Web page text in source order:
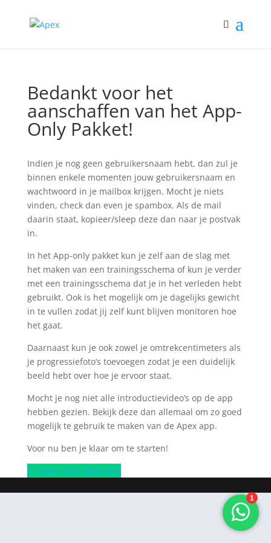
Bedankt voor het
aanschaffen van het App-
Only Pakket!
Indien je nog geen gebruikersnaam hebt, dan zul je
binnen enkele momenten jouw gebruikersnaam en
wachtwoord in je mailbox krijgen. Mocht je niets
vinden, check dan even je spambox. Als de mail
daarin staat, kopieer/sleep deze dan naar je postvak
in.
In het App-only pakket kun je zelf aan de slag met
het maken van een trainingsschema of kun je verder
met een trainingsschema dat je in het verleden hebt
gebruikt. Ook is het mogelijk om je dagelijks gewicht
in te vullen zodat jij zelf kunt blijven monitoren hoe
het gaat.
Daarnaast kun je ook zowel je omtrekcentimeters als
je progressiefoto’s toevoegen zodat je een duidelijk
beeld hebt over hoe je ervoor staat.
Mocht je nog niet alle introductievideo’s op de app
hebben gezien. Bekijk deze dan allemaal om zo goed
mogelijk te gebruik te maken van de Apex app.
Voor nu ben je klaar om te starten!
Ga door naar Apex app